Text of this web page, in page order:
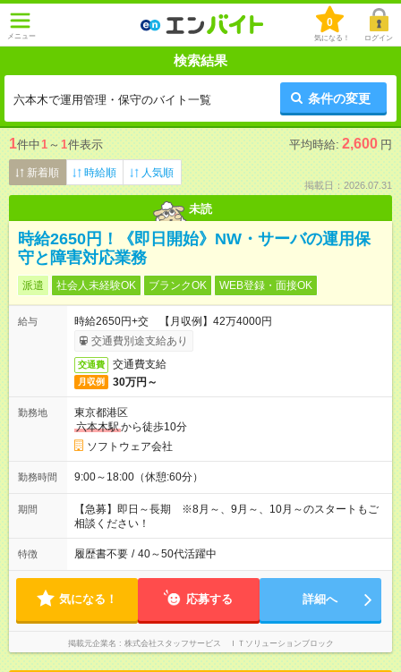
メニュー
0
気になる！ ログイン
検索結果
六本木で運用管理・保守のバイト一覧 条件の変更
1件中1 ～ 1件表示 平均時給: 2,600 円
新着順 時給順 人気順
掲載日：2026.07.31
未読
時給2650円！《即日開始》NW・サーバの運用保
守と障害対応業務
派遣 社会人未経験OK ブランクOK WEB登録・面接OK
給与
時給2650円+交 【月収例】42万4000円
交通費別途支給あり
交通費 交通費支給
月収例 30万円～
勤務地
東京都港区
六本木駅から徒歩10分
ソフトウェア会社
勤務時間 9:00～18:00（休憩:60分）
期間
【急募】即日～長期 ※8月～、9月～、10月～のスタートもご
相談ください！
特徴 履歴書不要 / 40～50代活躍中
気になる！ 応募する 詳細へ
掲載元企業名 株式会社スタッフサービス ＩＴソリューションブロック